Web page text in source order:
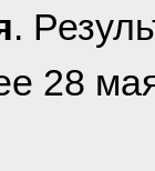
.
28